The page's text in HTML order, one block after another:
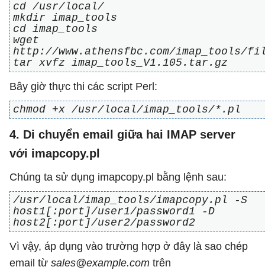
cd /usr/local/
mkdir imap_tools
cd imap_tools
wget
http://www.athensfbc.com/imap_tools/
tar xvfz imap_tools_V1.105.tar.gz
Bây giờ thực thi các script Perl:
chmod +x /usr/local/imap_tools/*.pl
4. Di chuyển email giữa hai IMAP server
với imapcopy.pl
Chúng ta sử dụng imapcopy.pl bằng lệnh sau:
/usr/local/imap_tools/imapcopy.pl -S
host1[:port]/user1/password1 -D
host2[:port]/user2/password2
Vì vậy, áp dụng vào trường hợp ở đây là sao chép
email từ sales@example.com trên